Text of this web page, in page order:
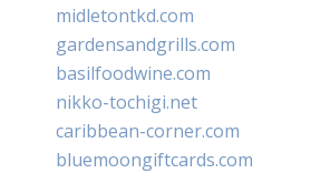
midletontkd.com
gardensandgrills.com
basilfoodwine.com
nikko-tochigi.net
caribbean-corner.com
bluemoongiftcards.com